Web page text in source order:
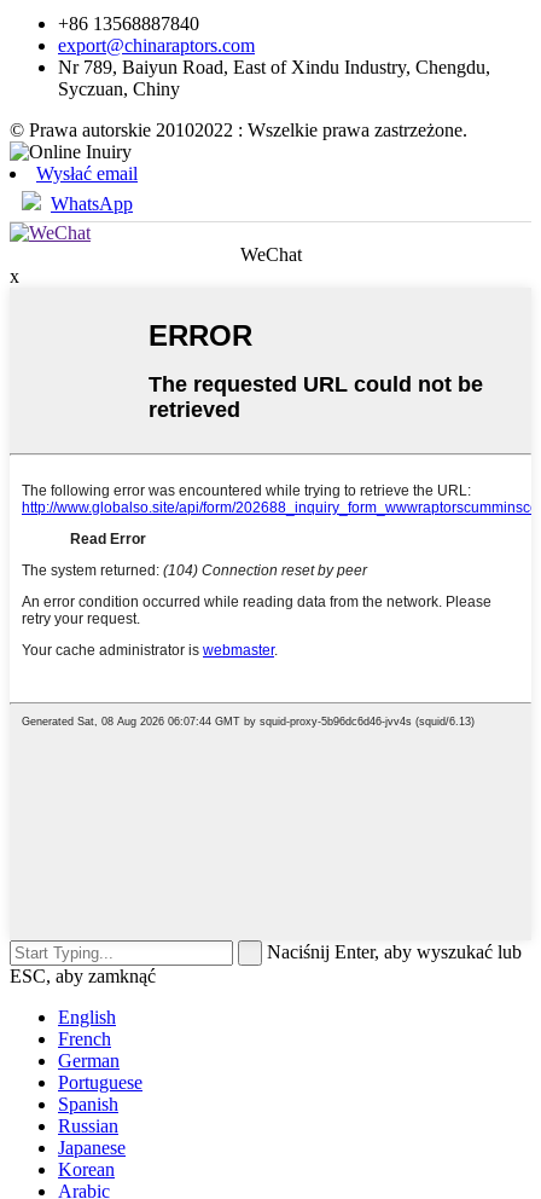
+86 13568887840
export@chinaraptors.com
Nr 789, Baiyun Road, East of Xindu Industry, Chengdu,
Syczuan, Chiny
© Prawa autorskie 20102022 : Wszelkie prawa zastrzeżone.
Wysłać email
WhatsApp
WeChat
x
Naciśnij Enter, aby wyszukać lub
ESC, aby zamknąć
English
French
German
Portuguese
Spanish
Russian
Japanese
Korean
Arabic